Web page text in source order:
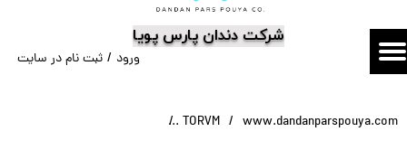
​شرکت دندان پارس پویا
ورود / ثبت نام در سایت
www.dandanparspouya.com
TORVM